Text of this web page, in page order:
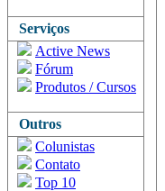
Serviços
Active News
Fórum
Produtos / Cursos
Outros
Colunistas
Contato
Top 10